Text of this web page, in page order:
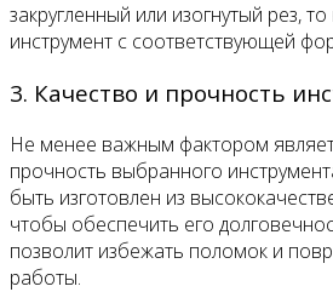
закругленный или изогнутый рез,
инструмент с соответствующей
3. Качество и прочность
Не менее важным фактором
прочность выбранного
быть изготовлен из
чтобы обеспечить его
позволит избежать поломок и
работы.